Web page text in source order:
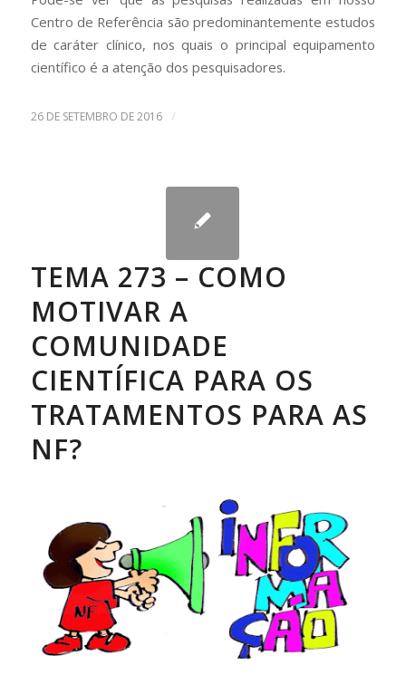
Centro de Referência são predominantemente estudos
de caráter clínico, nos quais o principal equipamento
científico é a atenção dos pesquisadores.
26 DE SETEMBRO DE 2016 /
TEMA 273 – COMO
MOTIVAR A
COMUNIDADE
CIENTÍFICA PARA OS
TRATAMENTOS PARA AS
NF?